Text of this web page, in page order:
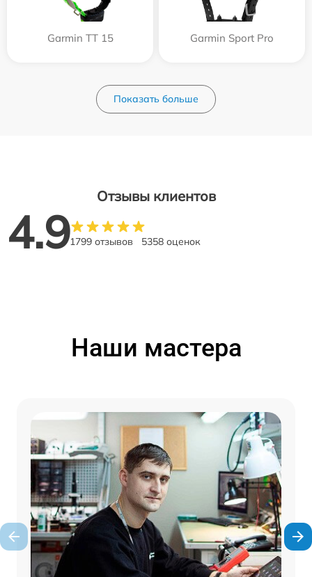
Garmin TT 15 Garmin Sport Pro
Показать больше
Отзывы клиентов
4.91799 отзывов 5358 оценок
Наши мастера